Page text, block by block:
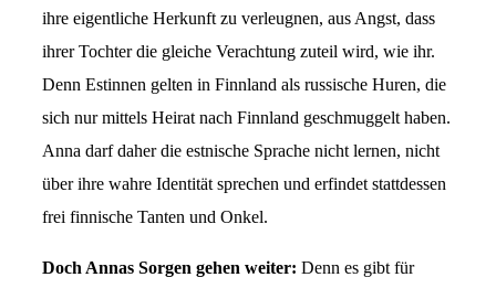
ihre eigentliche Herkunft zu verleugnen, aus Angst, dass
ihrer Tochter die gleiche Verachtung zuteil wird, wie ihr.
Denn Estinnen gelten in Finnland als russische Huren, die
sich nur mittels Heirat nach Finnland geschmuggelt haben.
Anna darf daher die estnische Sprache nicht lernen, nicht
über ihre wahre Identität sprechen und erfindet stattdessen
frei finnische Tanten und Onkel.
Doch Annas Sorgen gehen weiter: Denn es gibt für